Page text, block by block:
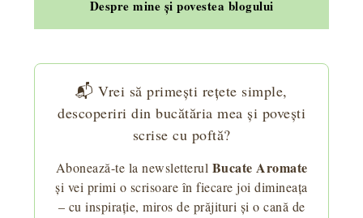
Despre mine și povestea blogului
📬 Vrei să primești rețete simple,
descoperiri din bucătăria mea și povești
scrise cu poftă?
Abonează-te la newsletterul Bucate Aromate
și vei primi o scrisoare în fiecare joi dimineața
– cu inspirație, miros de prăjituri și o cană de